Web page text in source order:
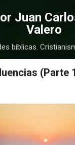
Ir al contenido
Juan
Valero
bíblicas.
(Parte